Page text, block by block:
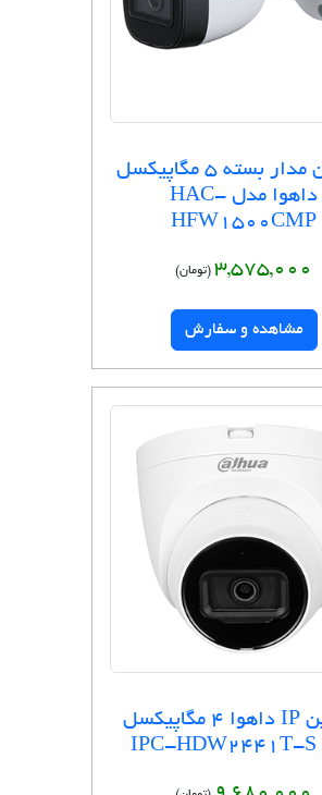
دوربین مدار بسته 5 مگاپیکسل
داهوا مدل HAC-
HFW1500CMP
3,575,000 (تومان)
مشاهده و سفارش
دوربین IP داهوا 4 مگاپیکسل